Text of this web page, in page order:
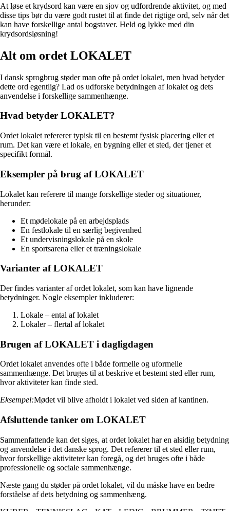
At løse et krydsord kan være en sjov og udfordrende aktivitet, og med
disse tips bør du være godt rustet til at finde det rigtige ord, selv når det
kan have forskellige antal bogstaver. Held og lykke med din
krydsordsløsning!
Alt om ordet LOKALET
I dansk sprogbrug støder man ofte på ordet lokalet, men hvad betyder
dette ord egentlig? Lad os udforske betydningen af lokalet og dets
anvendelse i forskellige sammenhænge.
Hvad betyder LOKALET?
Ordet lokalet refererer typisk til en bestemt fysisk placering eller et
rum. Det kan være et lokale, en bygning eller et sted, der tjener et
specifikt formål.
Eksempler på brug af LOKALET
Lokalet kan referere til mange forskellige steder og situationer,
herunder:
Et mødelokale på en arbejdsplads
En festlokale til en særlig begivenhed
Et undervisningslokale på en skole
En sportsarena eller et træningslokale
Varianter af LOKALET
Der findes varianter af ordet lokalet, som kan have lignende
betydninger. Nogle eksempler inkluderer:
Lokale – ental af lokalet
Lokaler – flertal af lokalet
Brugen af LOKALET i dagligdagen
Ordet lokalet anvendes ofte i både formelle og uformelle
sammenhænge. Det bruges til at beskrive et bestemt sted eller rum,
hvor aktiviteter kan finde sted.
Eksempel:Mødet vil blive afholdt i lokalet ved siden af kantinen.
Afsluttende tanker om LOKALET
Sammenfattende kan det siges, at ordet lokalet har en alsidig betydning
og anvendelse i det danske sprog. Det refererer til et sted eller rum,
hvor forskellige aktiviteter kan foregå, og det bruges ofte i både
professionelle og sociale sammenhænge.
Næste gang du støder på ordet lokalet, vil du måske have en bedre
forståelse af dets betydning og sammenhæng.